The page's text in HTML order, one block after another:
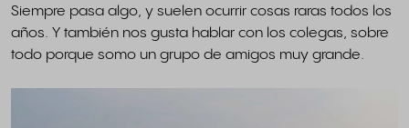
Siempre pasa algo, y suelen ocurrir cosas raras todos los
años. Y también nos gusta hablar con los colegas, sobre
todo porque somo un grupo de amigos muy grande.